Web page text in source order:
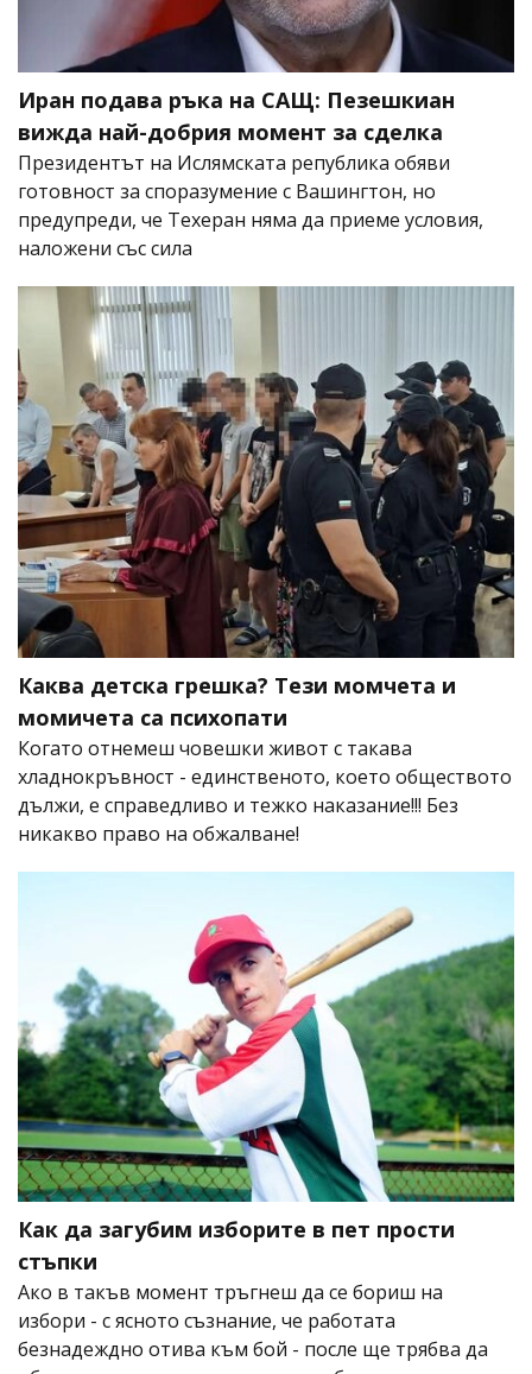
Иран подава ръка на САЩ: Пезешкиан
вижда най-добрия момент за сделка
Президентът на Ислямската република обяви
готовност за споразумение с Вашингтон, но
предупреди, че Техеран няма да приеме условия,
наложени със сила
Каква детска грешка? Тези момчета и
момичета са психопати
Когато отнемеш човешки живот с такава
хладнокръвност - единственото, което обществото
дължи, е справедливо и тежко наказание!!! Без
никакво право на обжалване!
Как да загубим изборите в пет прости
стъпки
Ако в такъв момент тръгнеш да се бориш на
избори - с ясното съзнание, че работата
безнадеждно отива към бой - после ще трябва да